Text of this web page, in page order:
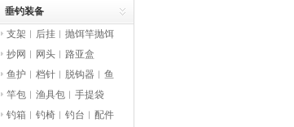
垂钓装备
支架︱后挂︱抛饵竿抛饵
勺抄网︱网头︱路亚盒
鱼护︱档针︱脱钩器︱鱼
桶︱渔具袋
竿包︱渔具包︱手提袋
钓箱︱钓椅︱钓台︱配件